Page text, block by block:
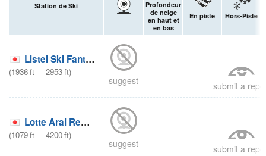
Station de Ski
Profondeur
de neige
en haut et
en bas
En piste Hors-Piste
Listel Ski Fantasia
(1936ft—2953ft)
suggest submit a
Lotte Arai Resort
(1079ft—4200ft)
suggest submit a